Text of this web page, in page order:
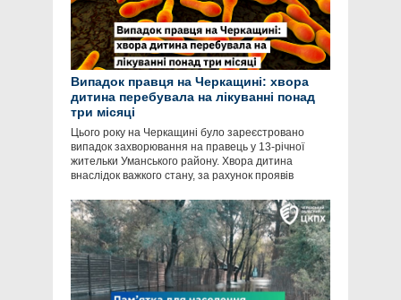
Випадок правця на Черкащині: хвора
дитина перебувала на лікуванні понад
три місяці
Цього року на Черкащині було зареєстровано
випадок захворювання на правець у 13-річної
жительки Уманського району. Хвора дитина
внаслідок важкого стану, за рахунок проявів